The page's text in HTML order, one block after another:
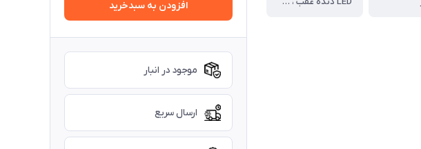
افزودن به سبدخرید
موجود در انبار
ارسال سریع